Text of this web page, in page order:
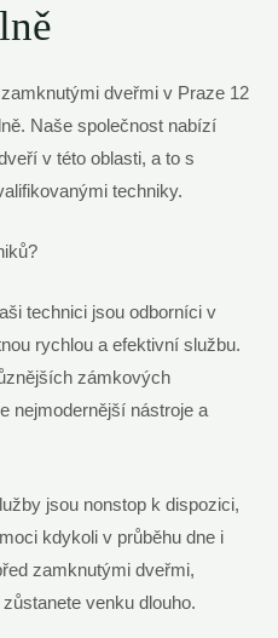
dveřmi v Praze 12
Naše společnost nabízí
v této oblasti, a to s
techniky.
technici jsou odborníci v
rychlou a efektivní službu.
zámkových
nejmodernější nástroje a
jsou nonstop k dispozici,
kdykoli v průběhu dne i
zamknutými dveřmi,
venku dlouho.